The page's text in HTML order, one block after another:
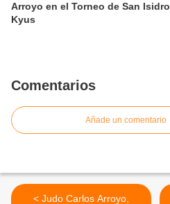
Arroyo en el Torneo de San
Kyus
Comentarios
Añade un comentario
< Judo Carlos Arroyo,